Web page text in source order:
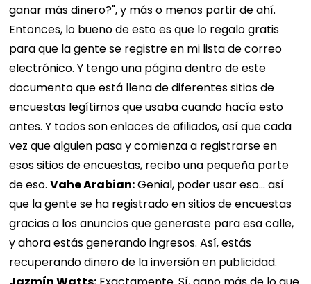
ganar más dinero?", y más o menos partir de ahí.
Entonces, lo bueno de esto es que lo regalo gratis
para que la gente se registre en mi lista de correo
electrónico. Y tengo una página dentro de este
documento que está llena de diferentes sitios de
encuestas legítimos que usaba cuando hacía esto
antes. Y todos son enlaces de afiliados, así que cada
vez que alguien pasa y comienza a registrarse en
esos sitios de encuestas, recibo una pequeña parte
de eso.Vahe Arabian:Genial, poder usar eso... así
que la gente se ha registrado en sitios de encuestas
gracias a los anuncios que generaste para esa calle,
y ahora estás generando ingresos. Así, estás
recuperando dinero de la inversión en publicidad.